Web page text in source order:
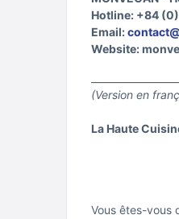
Hotline: +84
Email:
Website:
(Version en
La Haute
Vous êtes-vous